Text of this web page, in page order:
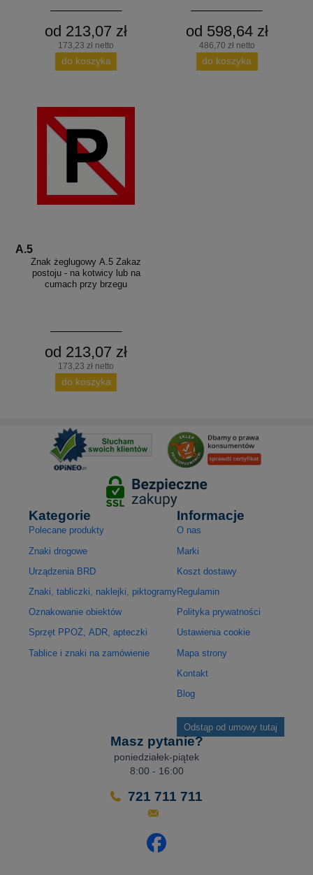
od 213,07 zł
173,23 zł netto
do koszyka
od 598,64 zł
486,70 zł netto
do koszyka
A.5
Znak żeglugowy A.5 Zakaz
postoju - na kotwicy lub na
cumach przy brzegu
od 213,07 zł
173,23 zł netto
do koszyka
Kategorie
Polecane produkty
Znaki drogowe
Urządzenia BRD
Znaki, tabliczki, naklejki, piktogramy
Oznakowanie obiektów
Sprzęt PPOŻ, ADR, apteczki
Tablice i znaki na zamówienie
Informacje
O nas
Marki
Koszt dostawy
Regulamin
Polityka prywatności
Ustawienia cookie
Mapa strony
Kontakt
Blog
Odstąp od umowy tutaj
Masz pytanie?
poniedziałek-piątek
8:00 - 16:00
721 711 711
Odwiedź nasz profil na